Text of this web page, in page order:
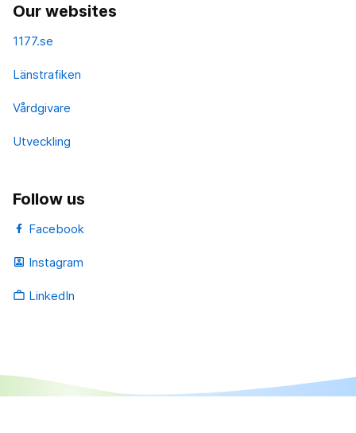
Our websites
1177.se
Länstrafiken
Vårdgivare
Utveckling
Follow us
Facebook
portrait Instagram
work_outline LinkedIn